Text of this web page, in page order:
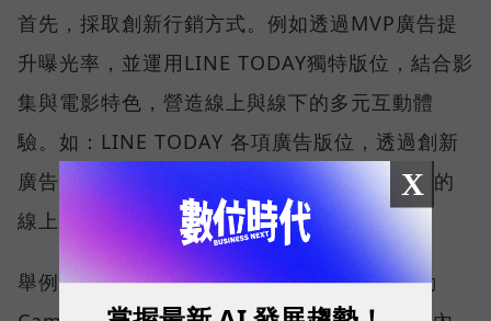
首先，採取創新行銷方式。例如透過MVP廣告提
升曝光率，並運用LINE TODAY獨特版位，結合影
集與電影特色，營造線上與線下的多元互動體
驗。如：LINE TODAY 各項廣告版位，透過創新
廣告形式來結合影集和電影特色，創造出豐富的
線上與線下互動體驗，及獨特的曝光效果。
舉例來說，透過MVP廣告可以最大化行銷活動
X